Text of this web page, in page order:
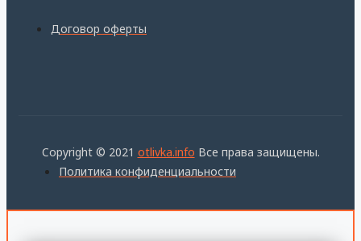
Договор оферты
Copyright © 2021 otlivka.info Все права защищены.
Политика конфиденциальности